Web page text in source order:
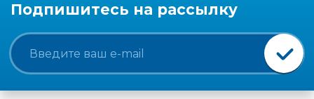
Подпишитесь на рассылку